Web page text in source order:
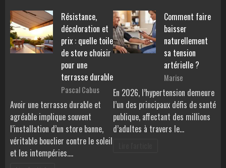
Résistance,
décoloration et
prix : quelle toile
de store choisir
pour une
terrasse durable
Pascal Cabus
Avoir une terrasse durable et
agréable implique souvent
l’installation d’un store banne,
véritable bouclier contre le soleil
et les intempéries.…
Comment faire
baisser
naturellement
sa tension
artérielle ?
Marise
En 2026, l’hypertension demeure
l’un des principaux défis de santé
publique, affectant des millions
d’adultes à travers le…